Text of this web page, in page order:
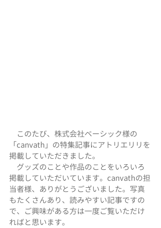
このたび、株式会社ベーシック様の
「canvath」の特集記事にアトリエリリを
掲載していただきました。
グッズのことや作品のことをいろいろ
掲載していただいています。canvathの担
当者様、ありがとうございました。写真
もたくさんあり、読みやすい記事ですの
で、ご興味がある方は一度ご覧いただけ
ればと思います。